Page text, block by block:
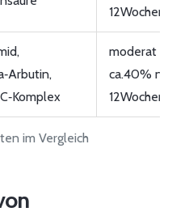
im Vergleich
12Wochen
moderat -
ca.40%
12Wochen